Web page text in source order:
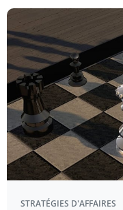
STRATÉGIES D'AFFAIRES